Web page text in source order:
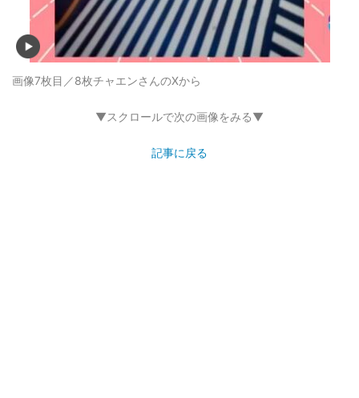
画像7枚目／8枚チャエンさんのXから
▼スクロールで次の画像をみる▼
記事に戻る